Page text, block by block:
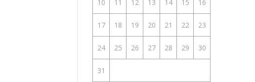
10 11 12 13 14 15 16
17 18 19 20 21 22 23
24 25 26 27 28 29 30
31